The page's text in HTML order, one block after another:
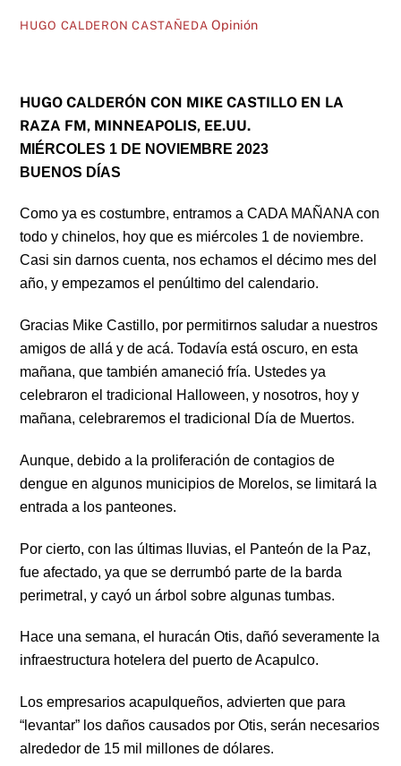
HUGO CALDERON CASTAÑEDA Opinión
HUGO CALDERÓN CON MIKE CASTILLO EN LA
RAZA FM, MINNEAPOLIS, EE.UU.
MIÉRCOLES 1 DE NOVIEMBRE 2023
BUENOS DÍAS
Como ya es costumbre, entramos a CADA MAÑANA con
todo y chinelos, hoy que es miércoles 1 de noviembre.
Casi sin darnos cuenta, nos echamos el décimo mes del
año, y empezamos el penúltimo del calendario.
Gracias Mike Castillo, por permitirnos saludar a nuestros
amigos de allá y de acá. Todavía está oscuro, en esta
mañana, que también amaneció fría. Ustedes ya
celebraron el tradicional Halloween, y nosotros, hoy y
mañana, celebraremos el tradicional Día de Muertos.
Aunque, debido a la proliferación de contagios de
dengue en algunos municipios de Morelos, se limitará la
entrada a los panteones.
Por cierto, con las últimas lluvias, el Panteón de la Paz,
fue afectado, ya que se derrumbó parte de la barda
perimetral, y cayó un árbol sobre algunas tumbas.
Hace una semana, el huracán Otis, dañó severamente la
infraestructura hotelera del puerto de Acapulco.
Los empresarios acapulqueños, advierten que para
“levantar” los daños causados por Otis, serán necesarios
alrededor de 15 mil millones de dólares.